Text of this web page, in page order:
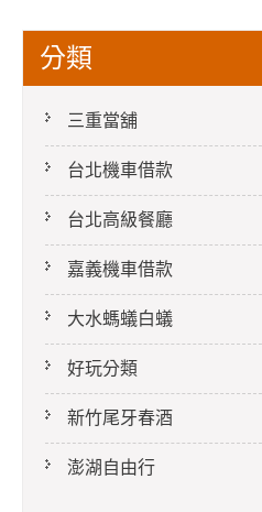
分類
三重當舖
台北機車借款
台北高級餐廳
嘉義機車借款
大水螞蟻白蟻
好玩分類
新竹尾牙春酒
澎湖自由行